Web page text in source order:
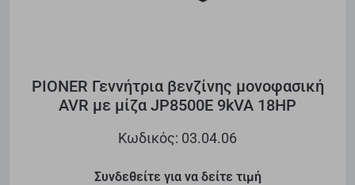
PIONER Γεννήτρια βενζίνης μονοφασική
AVR με μίζα JP8500E 9kVA 18HP
Κωδικός: 03.04.06
Συνδεθείτε για να δείτε τιμή